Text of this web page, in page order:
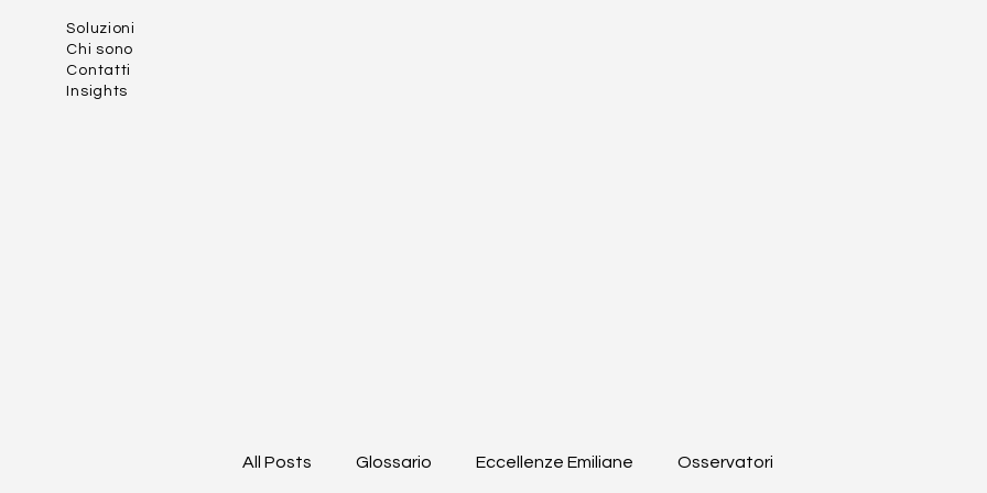
Soluzioni
Chi sono
Contatti
Insights
All Posts Glossario Eccellenze Emiliane Osservatori